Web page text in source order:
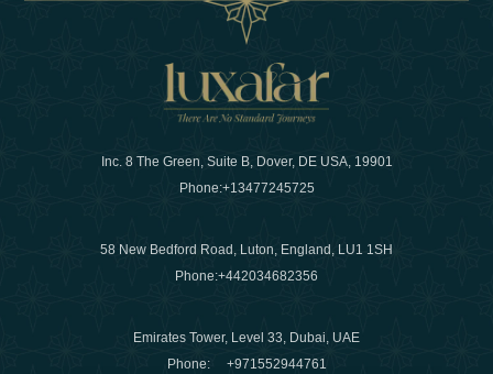
Inc. 8 The Green, Suite B, Dover, DE USA, 19901
Phone:+13477245725
58 New Bedford Road, Luton, England, LU1 1SH
Phone:+442034682356
Emirates Tower, Level 33, Dubai, UAE
Phone: +971552944761